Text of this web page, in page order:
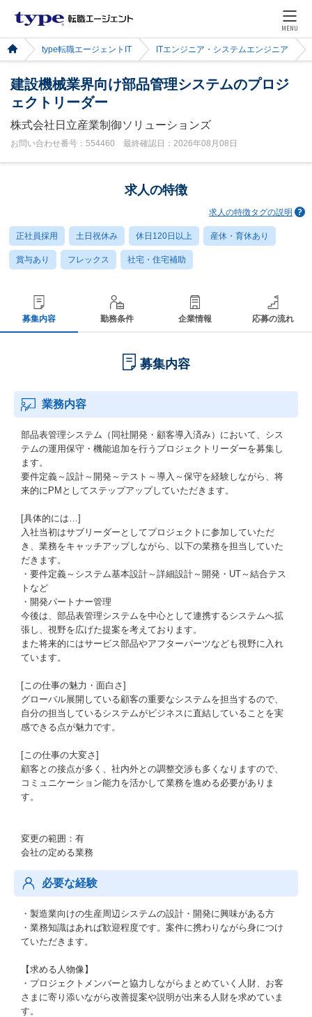
MENU
type転職エージェントIT ITエンジニア・システムエンジニア
建設機械業界向け部品管理システムのプロジ
ェクトリーダー
株式会社日立産業制御ソリューションズ
お問い合わせ番号：554460 最終確認日：2026年08月08日
求人の特徴
求人の特徴タグの説明
正社員採用 土日祝休み 休日120日以上 産休・育休あり
賞与あり フレックス 社宅・住宅補助
募集内容 勤務条件 企業情報 応募の流れ
募集内容
業務内容
部品表管理システム（同社開発・顧客導入済み）において、シス
テムの運用保守・機能追加を行うプロジェクトリーダーを募集し
ます。
要件定義～設計～開発～テスト～導入～保守を経験しながら、将
来的にPMとしてステップアップしていただきます。
[具体的には…]
入社当初はサブリーダーとしてプロジェクトに参加していただ
き、業務をキャッチアップしながら、以下の業務を担当していた
だきます。
・要件定義～システム基本設計～詳細設計～開発・UT～結合テス
トなど
・開発パートナー管理
今後は、部品表管理システムを中心として連携するシステムへ拡
張し、視野を広げた提案を考えております。
また将来的にはサービス部品やアフターパーツなども視野に入れ
ています。
[この仕事の魅力・面白さ]
グローバル展開している顧客の重要なシステムを担当するので、
自分の担当しているシステムがビジネスに直結していることを実
感できる点が魅力です。
[この仕事の大変さ]
顧客との接点が多く、社内外との調整交渉も多くなりますので、
コミュニケーション能力を活かして業務を進める必要がありま
す。
変更の範囲：有
会社の定める業務
必要な経験
・製造業向けの生産周辺システムの設計・開発に興味がある方
・業務知識はあれば歓迎程度です。案件に携わりながら身につけ
ていただきます。
【求める人物像】
・プロジェクトメンバーと協力しながらまとめていく人財、お客
さまに寄り添いながら改善提案や説明が出来る人財を求めていま
す。